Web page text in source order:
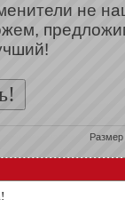
не
Размер